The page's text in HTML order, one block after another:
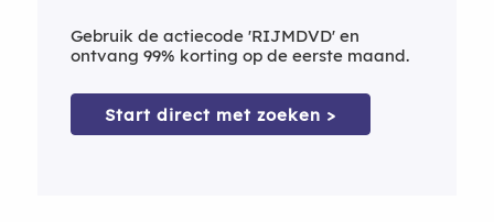
Gebruik de actiecode 'RIJMDVD' en
ontvang 99% korting op de eerste maand.
Start direct met zoeken >